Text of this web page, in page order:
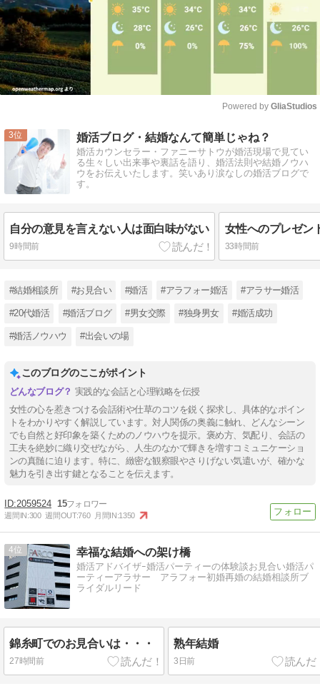
Mute
Powered by GliaStudios
3 婚活ブログ・結婚なんて簡単じゃね？
婚活カウンセラー・ファニーサトウが婚活現場で見てい
る生々しい出来事や裏話を語り、婚活法則や結婚ノウハ
ウをお伝えいたします。笑いあり涙なしの婚活ブログで
す。
自分の意見を言えない人は面白味がない
9時間前
女性へのプレゼン
33時間前
#結婚相談所 #お見合い #婚活 #アラフォー婚活 #アラサー婚活
#20代婚活 #婚活ブログ #男女交際 #独身男女 #婚活成功
#婚活ノウハウ #出会いの場
このブログのここがポイント
実践的な会話と心理戦略を伝授
女性の心を惹きつける会話術や仕草のコツを鋭く探求し、具体的なポイン
トをわかりやすく解説しています。対人関係の奥義に触れ、どんなシーン
でも自然と好印象を築くためのノウハウを提示。褒め方、気配り、会話の
工夫を絶妙に織り交ぜながら、人生のなかで輝きを増すコミュニケーショ
ンの真髄に迫ります。特に、緻密な観察眼やさりげない気遣いが、確かな
魅力を引き出す鍵となることを伝えます。
2059524 15
週間IN:300 週間OUT:760 月間IN:1350
4 幸福な結婚への架け橋
婚活アドバイザｰ婚活パーティーの体験談お見合い婚活パ
ーティーアラサー アラフォー初婚再婚の結婚相談所ブ
ライダルリード
錦糸町でのお見合いは・・・
27時間前
熟年結婚
3日前